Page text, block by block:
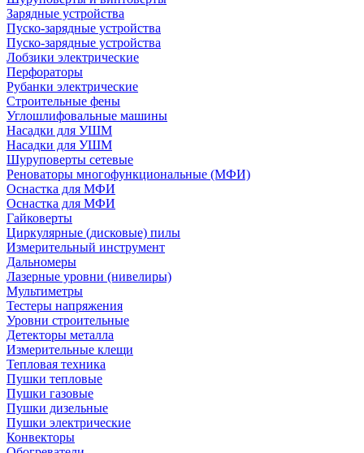
Зарядные устройства
Пуско-зарядные устройства
Пуско-зарядные устройства
Лобзики электрические
Перфораторы
Рубанки электрические
Строительные фены
Углошлифовальные машины
Насадки для УШМ
Насадки для УШМ
Шуруповерты сетевые
Реноваторы многофункциональные (МФИ)
Оснастка для МФИ
Оснастка для МФИ
Гайковерты
Циркулярные (дисковые) пилы
Измерительный инструмент
Дальномеры
Лазерные уровни (нивелиры)
Мультиметры
Тестеры напряжения
Уровни строительные
Детекторы металла
Измерительные клещи
Тепловая техника
Пушки тепловые
Пушки газовые
Пушки дизельные
Пушки электрические
Конвекторы